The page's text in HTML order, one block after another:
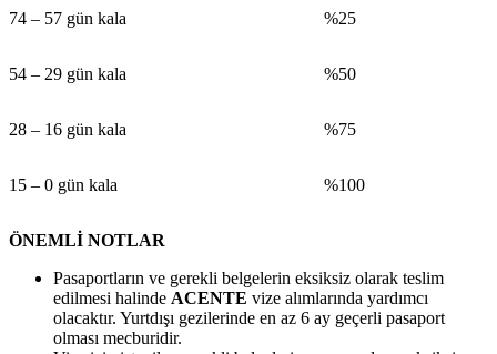
74 – 57 gün kala %25
54 – 29 gün kala %50
28 – 16 gün kala %75
15 – 0 gün kala %100
ÖNEMLİ NOTLAR
Pasaportların ve gerekli belgelerin eksiksiz olarak teslim
edilmesi halinde ACENTE vize alımlarında yardımcı
olacaktır. Yurtdışı gezilerinde en az 6 ay geçerli pasaport
olması mecburidir.